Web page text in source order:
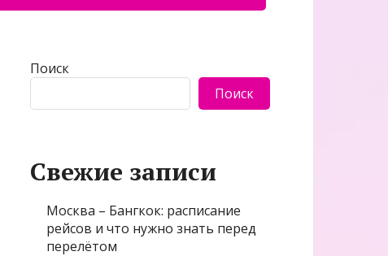
Поиск
Поиск
Свежие записи
Москва – Бангкок: расписание
рейсов и что нужно знать перед
перелётом